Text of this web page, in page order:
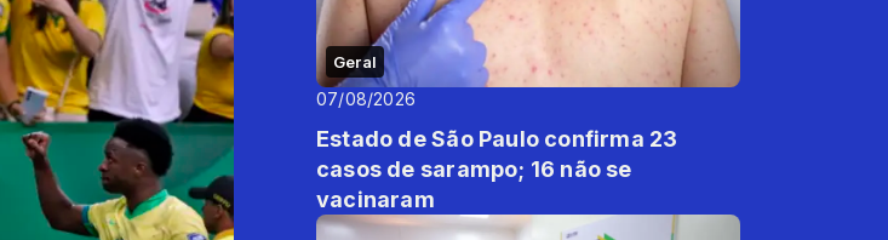
Geral
07/08/2026
Estado de São Paulo confirma 23
casos de sarampo; 16 não se
vacinaram